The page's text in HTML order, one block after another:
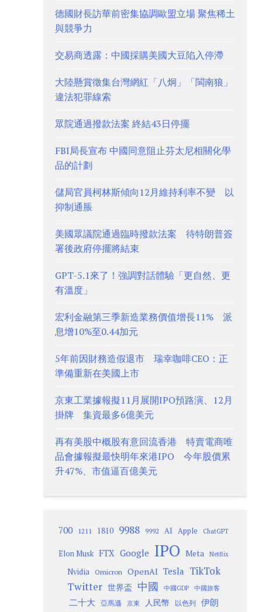
德國財長訪華前密集協調歐盟立場 聚焦稀土
與競爭力
交易商透露：中國採購美國大豆陷入停滯
大陸懸賞徵集台灣網紅「八炯」「閩南狼」
違法犯罪線索
眾院通過撥款法案 終結43日停擺
FBI局長宣布 中國同意阻止芬太尼相關化學
品的計劃
儲局官員柯林斯傾向12月維持利率不變 以
抑制通脹
美國眾議院通過臨時撥款法案 待特朗普簽
署後政府停擺將結束
GPT-5.1來了！強調對話體驗「更自然、更
有溫度」
宏利金融第三季新造業務價值增長11% 派
息增10%至0.44加元
5年前因財務造假退市 瑞幸咖啡CEO：正
準備重新在美國上市
京東工業據報擬11月展開IPO預路演、12月
掛牌 集資最多6億美元
再有美股中概股有意回流香港 特賣電商唯
品會據報擬最快明年來港IPO 今年股價累
升47%、市值逼百億美元
700 1211 1810 9988 9992 AI Apple ChatGPT
Elon Musk FTX Google IPO Meta Netflix
Nvidia Omicron OpenAI Tesla TikTok
Twitter 世界盃 中國 中國GDP 中國旅客
二十大 亞馬遜 京東 人民幣 以色列 伊朗